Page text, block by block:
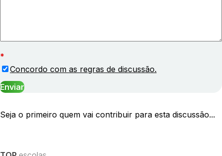
Concordo com as regras de discussão.
Seja o primeiro quem vai contribuir para esta discussão...